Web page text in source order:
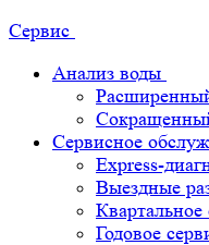
Сервис
Анализ воды
Сервисное
Express-
Выездные
Годовое